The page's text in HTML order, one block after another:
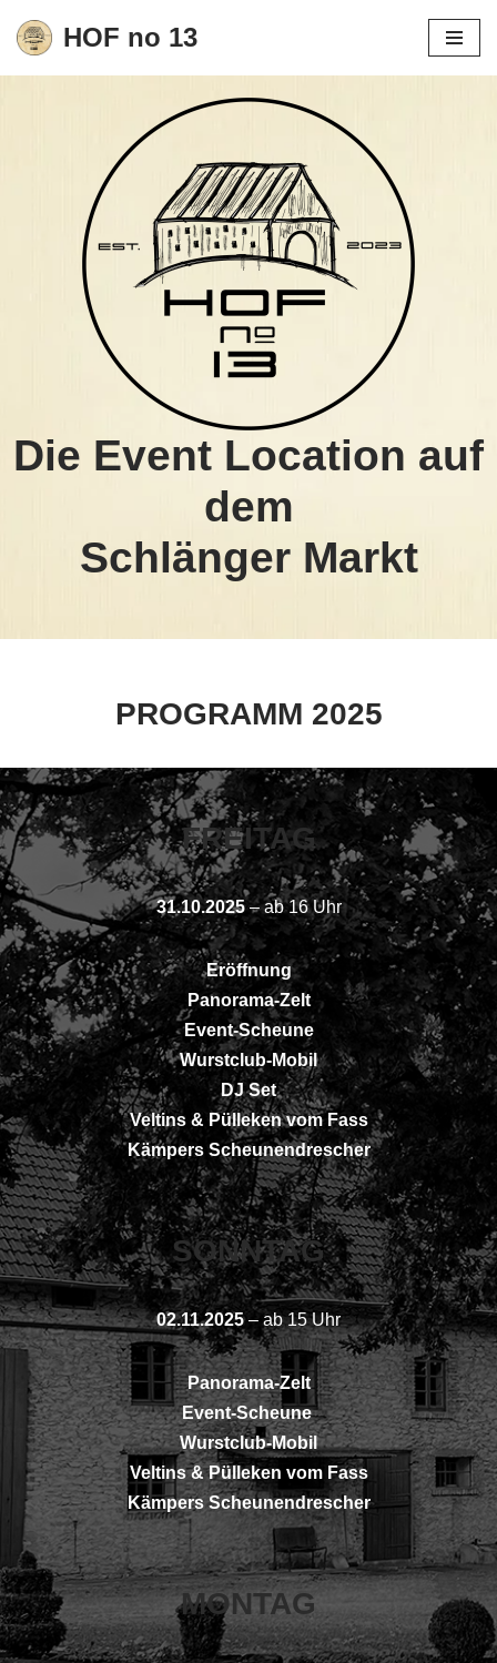
Zum
HOF no 13
Die Event Location auf
dem
Schlänger Markt
PROGRAMM 2025
FREITAG
31.10.2025– ab 16 Uhr
Eröffnung
Panorama-Zelt
Event-Scheune
Wurstclub-Mobil
DJ Set
Veltins & Pülleken vom Fass
Kämpers Scheunendrescher
SONNTAG
02.11.2025– ab 15 Uhr
Panorama-Zelt
Event-Scheune
Wurstclub-Mobil
Veltins & Pülleken vom Fass
Kämpers Scheunendrescher
MONTAG